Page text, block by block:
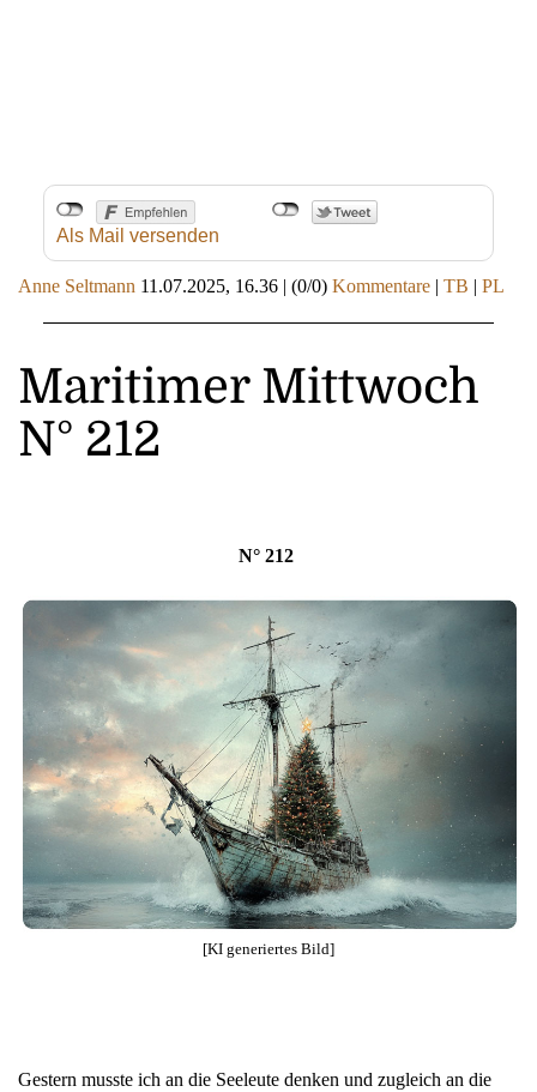
Als Mail versenden
Anne Seltmann 11.07.2025, 16.36 | (0/0) Kommentare | TB | PL
Maritimer Mittwoch
N° 212
N° 212
[KI generiertes Bild]
Gestern musste ich an die Seeleute denken und zugleich an die